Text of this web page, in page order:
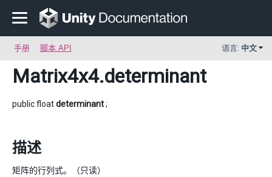
手册 脚本 API 语言: 中文
Matrix4x4.determinant
public floatdeterminant;
描述
矩阵的行列式。（只读）